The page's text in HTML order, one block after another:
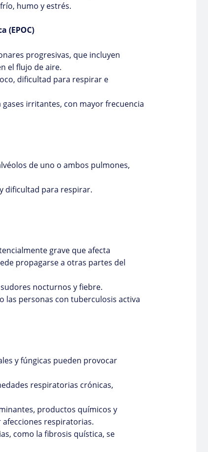
humo y estrés.
(EPOC)
progresivas, que incluyen
el flujo de aire.
dificultad para respirar e
irritantes, con mayor frecuencia
de uno o ambos pulmones,
dificultad para respirar.
grave que afecta
propagarse a otras partes del
nocturnos y fiebre.
las personas con tuberculosis activa
y fúngicas pueden provocar
respiratorias crónicas,
productos químicos y
respiratorias.
como la fibrosis quística, se